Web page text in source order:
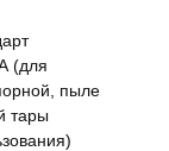
(для
пыле
тары